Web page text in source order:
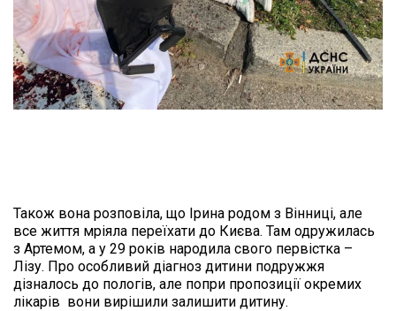
Також вона розповіла, що Ірина родом з Вінниці, але
все життя мріяла переїхати до Києва. Там одружилась
з Артемом, а у 29 років народила свого первістка –
Лізу. Про особливий діагноз дитини подружжя
дізналось до пологів, але попри пропозиції окремих
лікарів  вони вирішили залишити дитину.